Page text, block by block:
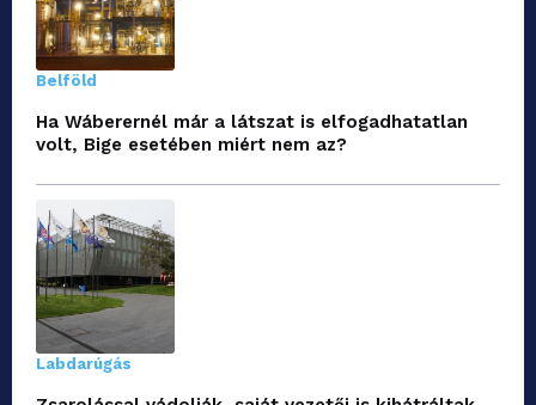
Belföld
Ha Wáberernél már a látszat is elfogadhatatlan
volt, Bige esetében miért nem az?
Labdarúgás